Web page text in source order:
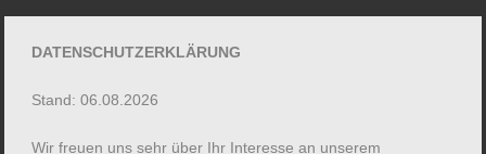
↓
DATENSCHUTZERKLÄRUNG
Stand: 06.08.2026
Wir freuen uns sehr über Ihr Interesse an unserem